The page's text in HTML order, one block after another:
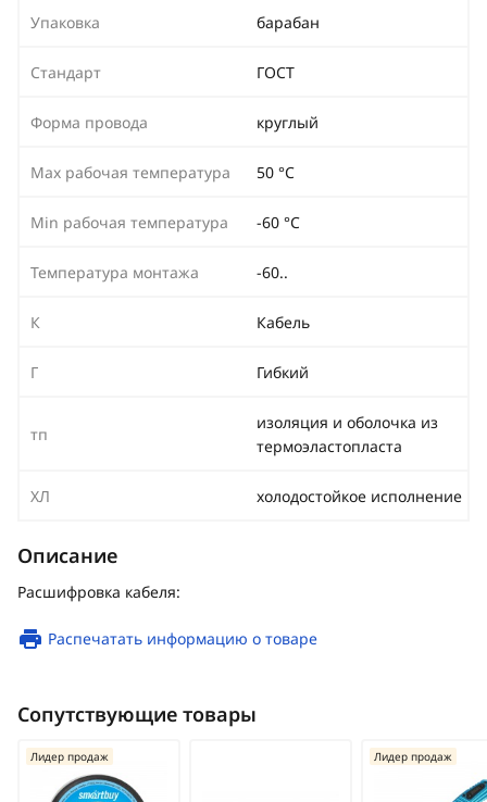
Упаковка барабан
Стандарт ГОСТ
Форма провода круглый
Max рабочая температура 50 °С
Min рабочая температура -60 °С
Температура монтажа -60..
К Кабель
Г Гибкий
тп
изоляция и оболочка из
термоэластопласта
ХЛ холодостойкое исполнение
Описание
Расшифровка кабеля:
Распечатать информацию о товаре
Сопутствующие товары
Лидер продаж Лидер продаж